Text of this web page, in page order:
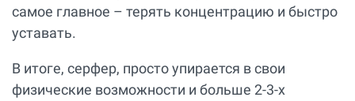
самое главное – терять концентрацию и быстро
уставать.
В итоге, серфер, просто упирается в свои
физические возможности и больше 2-3-х